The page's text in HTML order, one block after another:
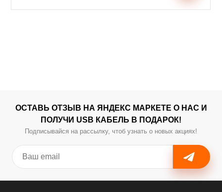
ОСТАВЬ ОТЗЫВ НА ЯНДЕКС МАРКЕТЕ О НАС И
ПОЛУЧИ USB КАБЕЛЬ В ПОДАРОК!
Подписывайся на рассылку, чтоб узнать о новых акциях!